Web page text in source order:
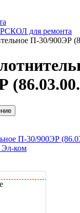
для ремонта
П-30/900ЭР
ком